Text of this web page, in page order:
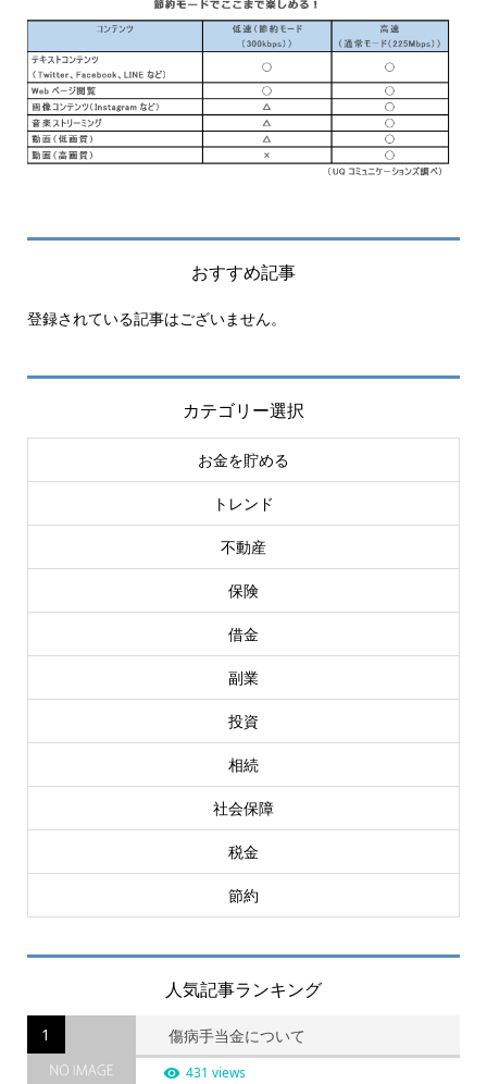
おすすめ記事
登録されている記事はございません。
カテゴリー選択
お金を貯める
トレンド
不動産
保険
借金
副業
投資
相続
社会保障
税金
節約
人気記事ランキング
1 傷病手当金について
431 views